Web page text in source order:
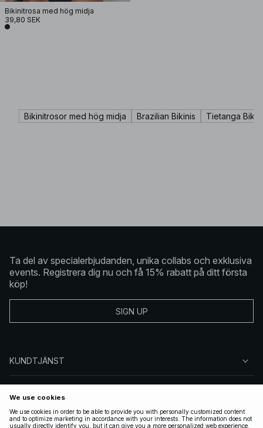
Bikinitrosa med hög midja
39,80 SEK
Bikinitrosor med hög midja Brazilian Bikinis Tietanga
Ta del av specialerbjudanden, unika collabs och exklusiva
events. Registrera dig nu och få 15% rabatt på ditt första
köp!
SIGN UP
KUNDTJÄNST
FÖLJ OSS